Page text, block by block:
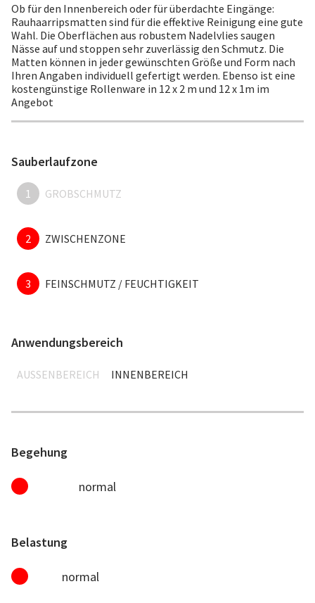
Ob für den Innenbereich oder für überdachte Eingänge:
Rauhaarripsmatten sind für die effektive Reinigung eine gute
Wahl. Die Oberflächen aus robustem Nadelvlies saugen
Nässe auf und stoppen sehr zuverlässig den Schmutz. Die
Matten können in jeder gewünschten Größe und Form nach
Ihren Angaben individuell gefertigt werden. Ebenso ist eine
kostengünstige Rollenware in 12 x 2 m und 12 x 1m im
Angebot
Sauberlaufzone
1 GROBSCHMUTZ
2 ZWISCHENZONE
3 FEINSCHMUTZ / FEUCHTIGKEIT
Anwendungsbereich
AUSSENBEREICH INNENBEREICH
Begehung
normal
Belastung
normal